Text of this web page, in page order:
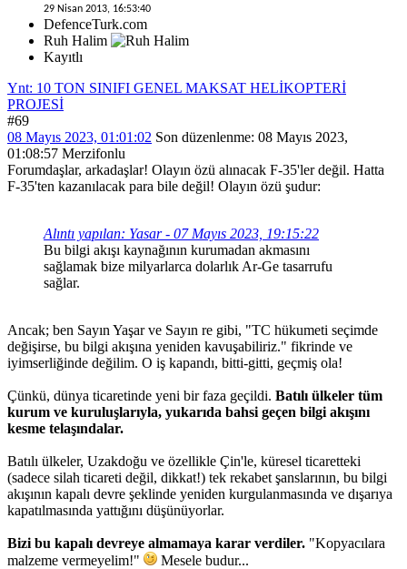
29 Nisan 2013, 16:53:40
DefenceTurk.com
Ruh Halim
Kayıtlı
Ynt: 10 TON SINIFI GENEL MAKSAT HELİKOPTERİ
PROJESİ
#69
08 Mayıs 2023, 01:01:02 Son düzenlenme: 08 Mayıs 2023,
01:08:57 Merzifonlu
Forumdaşlar, arkadaşlar! Olayın özü alınacak F-35'ler değil. Hatta
F-35'ten kazanılacak para bile değil! Olayın özü şudur:
Alıntı yapılan: Yasar - 07 Mayıs 2023, 19:15:22
Bu bilgi akışı kaynağının kurumadan akmasını
sağlamak bize milyarlarca dolarlık Ar-Ge tasarrufu
sağlar.
Ancak; ben Sayın Yaşar ve Sayın re gibi, "TC hükumeti seçimde
değişirse, bu bilgi akışına yeniden kavuşabiliriz." fikrinde ve
iyimserliğinde değilim. O iş kapandı, bitti-gitti, geçmiş ola!
Çünkü, dünya ticaretinde yeni bir faza geçildi. Batılı ülkeler tüm
kurum ve kuruluşlarıyla, yukarıda bahsi geçen bilgi akışını
kesme telaşındalar.
Batılı ülkeler, Uzakdoğu ve özellikle Çin'le, küresel ticaretteki
(sadece silah ticareti değil, dikkat!) tek rekabet şanslarının, bu bilgi
akışının kapalı devre şeklinde yeniden kurgulanmasında ve dışarıya
kapatılmasında yattığını düşünüyorlar.
Bizi bu kapalı devreye almamaya karar verdiler. "Kopyacılara
malzeme vermeyelim!"
Mesele budur...